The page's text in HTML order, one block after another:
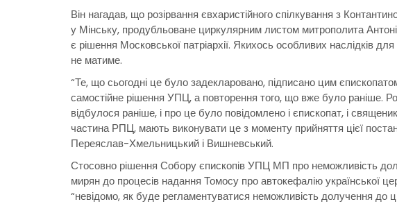
Він нагадав, що розірвання євхаристійного спілкування з
у Мінську, продубльоване циркулярним листом митрополита
є рішення Московської патріархії. Якихось особливих наслідків для
не матиме.
“Те, що сьогодні це було задекларовано, підписано цим
самостійне рішення УПЦ, а повторення того, що вже було раніше.
відбулося раніше, і про це було повідомлено і єпископат, і
частина РПЦ, мають виконувати це з моменту прийняття цієї
Переяслав-Хмельницький і Вишневський.
Стосовно рішення Собору єпископів УПЦ МП про неможливість
мирян до процесів надання Томосу про автокефалію української
“невідомо, як буде регламентуватися неможливість долучення до